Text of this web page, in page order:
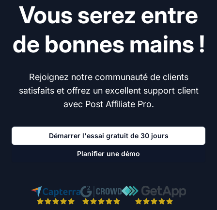
Vous serez entre
de bonnes mains !
Rejoignez notre communauté de clients
satisfaits et offrez un excellent support client
avec Post Affiliate Pro.
Démarrer l'essai gratuit de 30 jours
Planifier une démo